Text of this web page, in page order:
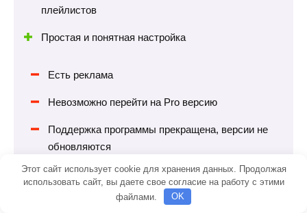
плейлистов
Простая и понятная настройка
Есть реклама
Невозможно перейти на Pro версию
Поддержка программы прекращена, версии не
обновляются
Этот сайт использует cookie для хранения данных. Продолжая
использовать сайт, вы даете свое согласие на работу с этими
файлами.
OK